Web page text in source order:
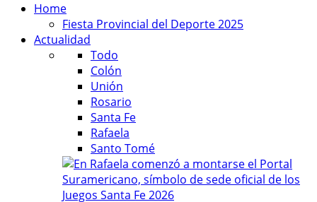
Home
Fiesta Provincial del Deporte 2025
Actualidad
Todo
Colón
Unión
Rosario
Santa Fe
Rafaela
Santo Tomé